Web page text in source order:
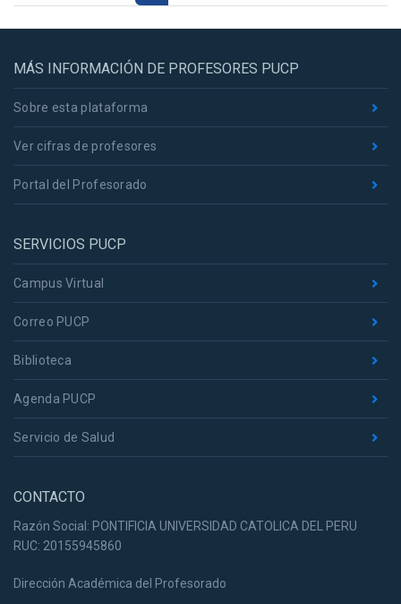
MÁS INFORMACIÓN DE PROFESORES PUCP
Sobre esta plataforma
Ver cifras de profesores
Portal del Profesorado
SERVICIOS PUCP
Campus Virtual
Correo PUCP
Biblioteca
Agenda PUCP
Servicio de Salud
CONTACTO
Razón Social: PONTIFICIA UNIVERSIDAD CATOLICA DEL PERU
RUC: 20155945860
Dirección Académica del Profesorado